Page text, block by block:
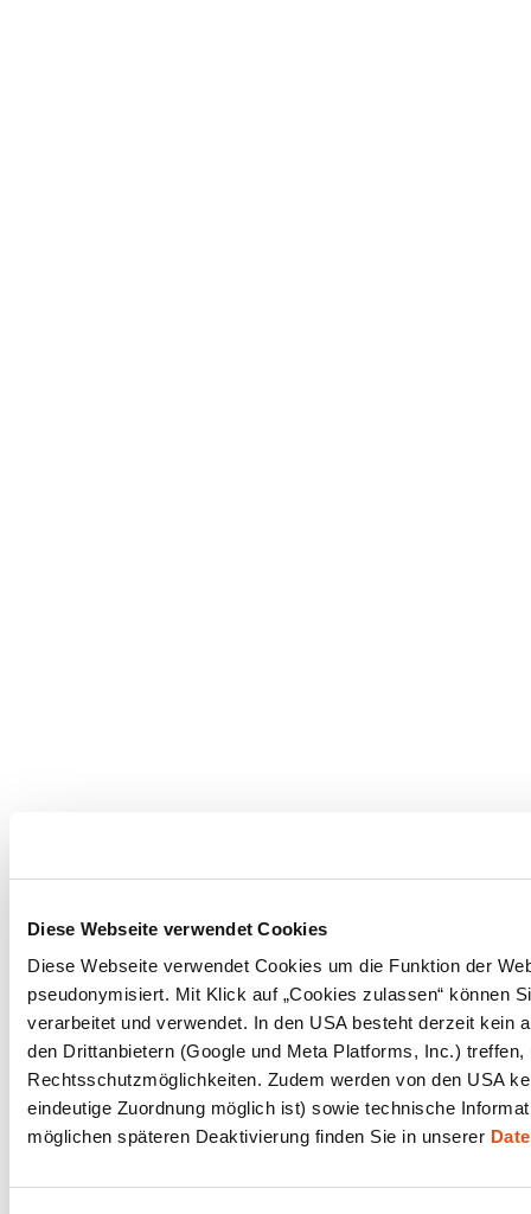
Diese Webseite verwendet Cookies
Diese Webseite verwendet Cookies um die Funktion der
pseudonymisiert. Mit Klick auf „Cookies zulassen“ können
verarbeitet und verwendet. In den USA besteht derzeit kein
den Drittanbietern (Google und Meta Platforms, Inc.)
Rechtsschutzmöglichkeiten. Zudem werden von den USA
eindeutige Zuordnung möglich ist) sowie technische
möglichen späteren Deaktivierung finden Sie in unserer